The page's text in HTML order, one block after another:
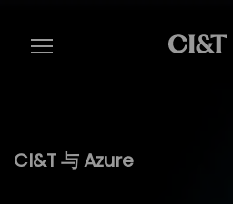
to
main
CI&T与 Azure